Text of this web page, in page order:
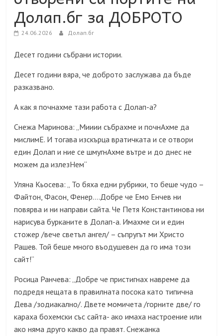
Долап.бг за ДОБРОТО
24.06.2026 Долап.бг
Десет години събрани истории.
Десет години вяра, че доброто заслужава да бъде
разказвано.
А как я почнахме тази работа с Долап-а?
Снежа Маринова: „Мииии събрахме и почнАхме да
мислимЕ. И тогава изскърца вратичката и се отвори
един Долап и ние се шмугнАхме вътре и до днес не
можем да излезНем“
Уляна Кьосева: „ То бяха едни рубрики, то беше чудо –
Файтон, Фасон, Фенер….Добре че Емо Енчев ни
повярва и ни направи сайта. Че Петя Константинова ни
нарисува бурканите в Долап-а. Имахме си и един
стожер /вече светъл ангел/ – съпругът ми Христо
Рашев. Той беше много въодушевен да го има този
сайт!“
Росица Ранчева: „Добре че пристигнах навреме да
подредя нещата в правилната посока като типична
Дева /зодиакално/. Двете момичета /горните две/ го
караха бохемски със сайта- ако имаха настроение или
ако няма друго какво да правят. Снежанка